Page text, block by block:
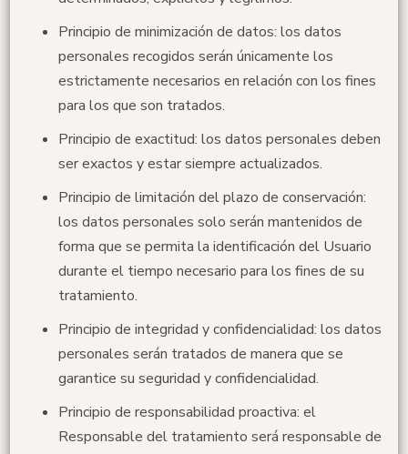
Principio de minimización de datos: los datos
personales recogidos serán únicamente los
estrictamente necesarios en relación con los fines
para los que son tratados.
Principio de exactitud: los datos personales deben
ser exactos y estar siempre actualizados.
Principio de limitación del plazo de conservación:
los datos personales solo serán mantenidos de
forma que se permita la identificación del Usuario
durante el tiempo necesario para los fines de su
tratamiento.
Principio de integridad y confidencialidad: los datos
personales serán tratados de manera que se
garantice su seguridad y confidencialidad.
Principio de responsabilidad proactiva: el
Responsable del tratamiento será responsable de